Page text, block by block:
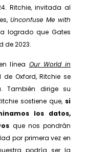
Ritchie, invitada al
Unconfuse Me with
logrado que Gates
de 2023.
línea Our World in
Oxford, Ritchie se
Tam­bién dirige su
sostiene que, si
los datos,
que nos pondrán
por primera vez en
podría ser la